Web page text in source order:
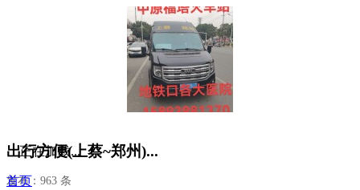
出行方便(上蔡~郑州)...
发布：963 条
正在加载...
首页